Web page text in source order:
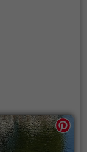
auf ihre